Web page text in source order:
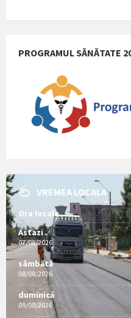
PROGRAMUL SĂNĂTATE
VREMEA LOCALA
Ora locala
Astazi
07/08/2026
sâmbătă
08/08/2026
duminică
09/08/2026